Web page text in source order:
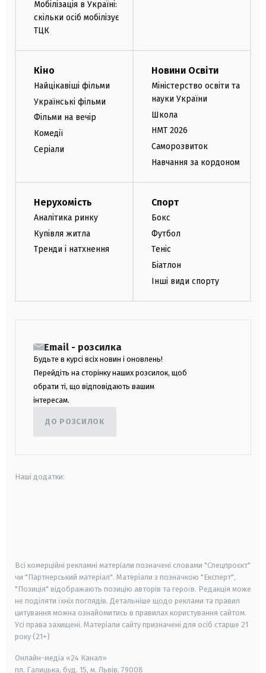
Мобілізація в Україні:
скільки осіб мобілізує
ТЦК
Кіно
Найцікавіші фільми
Українські фільми
Фільми на вечір
Комедії
Серіали
Новини Освіти
Міністерство освіти та
науки України
Школа
НМТ 2026
Саморозвиток
Навчання за кордоном
Нерухомість
Аналітика ринку
Купівля житла
Тренди і натхнення
Спорт
Бокс
Футбол
Теніс
Біатлон
Інші види спорту
Email - розсилка
Будьте в курсі всіх новин і оновлень!
Перейдіть на сторінку наших розсилок, щоб
обрати ті, що відповідають вашим
інтересам.
ДО РОЗСИЛОК
Наші додатки:
Всі комерційні рекламні матеріали позначені словами "Спецпроєкт"
чи "Партнерський матеріал". Матеріали з позначкою "Експерт",
"Позиція" відображають позицію авторів та героїв. Редакція може
не поділяти їхніх поглядів. Детальніше щодо реклами та правил
цитування можна ознайомитись в правилах користування сайтом.
Усі права захищені. Матеріали сайту призначені для осіб старше 21
року (21+)
Онлайн-медіа «24 Канал»
пл. Галицька, буд. 15, м. Львів, 79008